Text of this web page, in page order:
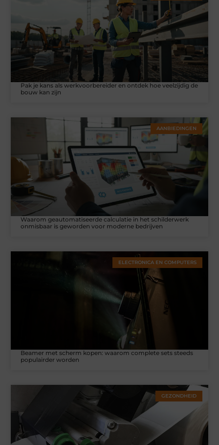
Pak je kans als werkvoorbereider en ontdek hoe veelzijdig de
bouw kan zijn
AANBIEDINGEN
Waarom geautomatiseerde calculatie in het schilderwerk
onmisbaar is geworden voor moderne bedrijven
ELECTRONICA EN COMPUTERS
Beamer met scherm kopen: waarom complete sets steeds
populairder worden
GEZONDHEID